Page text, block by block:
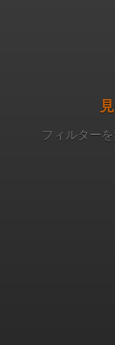
フィルター